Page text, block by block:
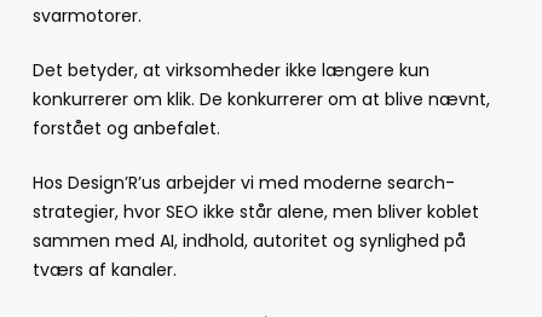
svarmotorer.
Det betyder, at virksomheder ikke længere kun
konkurrerer om klik. De konkurrerer om at blive nævnt,
forstået og anbefalet.
Hos Design’R’us arbejder vi med moderne search-
strategier, hvor SEO ikke står alene, men bliver koblet
sammen med AI, indhold, autoritet og synlighed på
tværs af kanaler.